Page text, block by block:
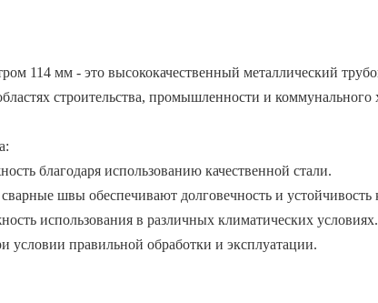
114 мм - это высококачественный металлический
строительства, промышленности и коммунального
благодаря использованию качественной стали.
швы обеспечивают долговечность и устойчивость
использования в различных климатических условиях.
условии правильной обработки и эксплуатации.